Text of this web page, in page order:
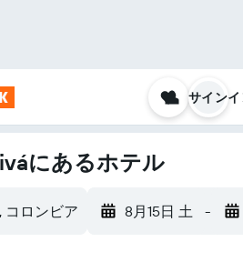
サイン
にあるホテル
コロンビア 8月15日 土 -